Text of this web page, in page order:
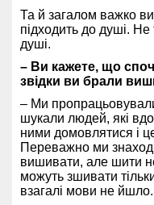
Та й загалом важко
підходить до душі. Не
душі.
– Ви кажете, що
звідки ви брали
– Ми пропрацьовували
шукали людей, які
ними домовлятися і
Переважно ми
вишивати, але шити
можуть зшивати
взагалі мови не йшло.